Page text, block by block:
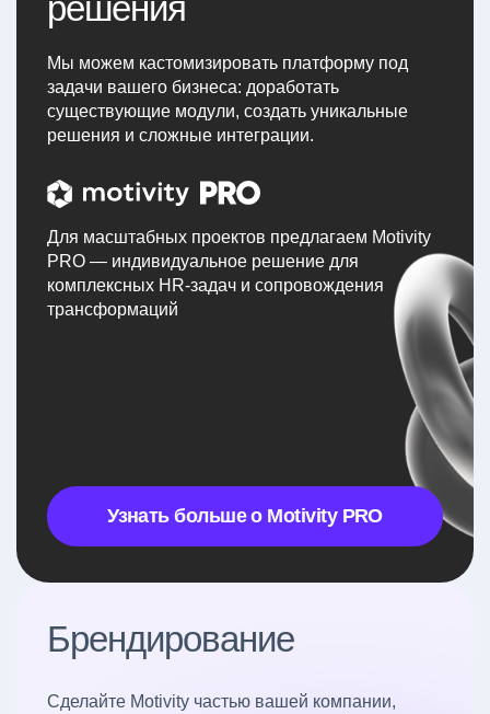
решения
Мы можем кастомизировать платформу под
задачи вашего бизнеса: доработать
существующие модули, создать уникальные
решения и сложные интеграции.
Для масштабных проектов предлагаем Motivity
PRO — индивидуальное решение для
комплексных HR-задач и сопровождения
трансформаций
Узнать больше о Motivity PRO
Брендирование
Сделайте Motivity частью вашей компании,